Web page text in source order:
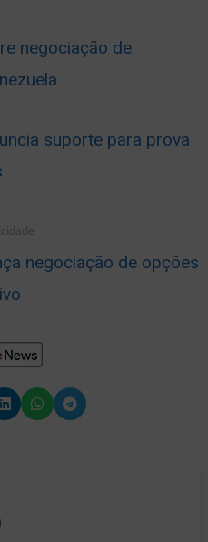
negociação de
suporte para prova
negociação de opções